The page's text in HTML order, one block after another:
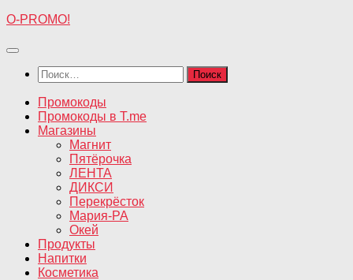
Перейти
содержимому
O-PROMO!
Найти:
Промокоды
Промокоды в T.me
Магазины
Магнит
Пятёрочка
ЛЕНТА
ДИКСИ
Перекрёсток
Мария-РА
Окей
Продукты
Напитки
Косметика